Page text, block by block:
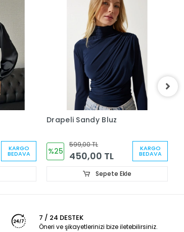
KARGO
BEDAVA
Drapeli Sandy Bluz
%25
599,00 TL
450,00 TL
KARGO
BEDAVA
Sepete Ekle
7 / 24 DESTEK
Öneri ve şikayetlerinizi bize iletebilirsiniz.